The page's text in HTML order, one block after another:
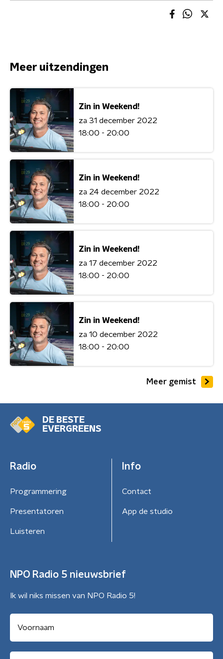
Meer uitzendingen
Zin in Weekend!
za 31 december 2022
18:00 - 20:00
Zin in Weekend!
za 24 december 2022
18:00 - 20:00
Zin in Weekend!
za 17 december 2022
18:00 - 20:00
Zin in Weekend!
za 10 december 2022
18:00 - 20:00
Meer gemist
DE BESTE
EVERGREENS
Radio
Programmering
Presentatoren
Luisteren
Info
Contact
App de studio
NPO Radio 5 nieuwsbrief
Ik wil niks missen van NPO Radio 5!